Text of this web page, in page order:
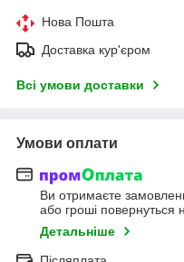
Нова Пошта
Доставка кур'єром
Всі умови доставки
Умови оплати
Ви отримаєте
або гроші повернуться
Детальніше